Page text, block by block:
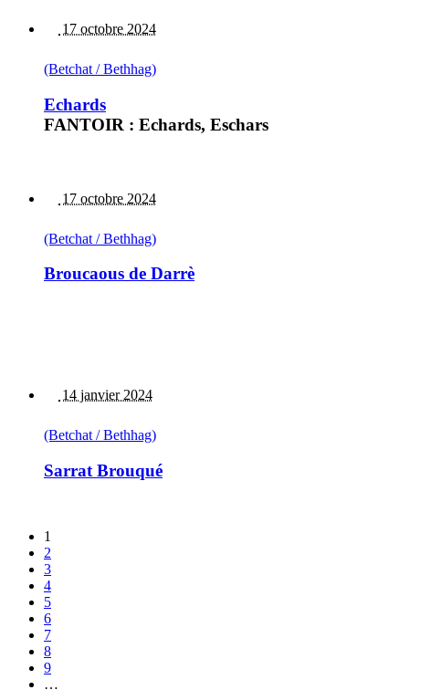
17 octobre 2024
(Betchat / Bethhag)
Echards
FANTOIR : Echards, Eschars
17 octobre 2024
(Betchat / Bethhag)
Broucaous de Darrè
14 janvier 2024
(Betchat / Bethhag)
Sarrat Brouqué
1
2
3
4
5
6
7
8
9
…